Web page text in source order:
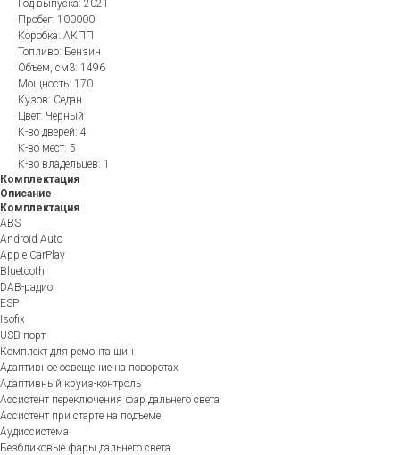
Год выпуска: 2021
Пробег: 100000
Коробка: АКПП
Топливо: Бензин
Объем, см3: 1496
Мощность: 170
Кузов: Седан
Цвет: Черный
К-во дверей: 4
К-во мест: 5
К-во владельцев: 1
Комплектация
Описание
Комплектация
ABS
Android Auto
Apple CarPlay
Bluetooth
DAB-радио
ESP
Isofix
USB-порт
Комплект для ремонта шин
Адаптивное освещение на поворотах
Адаптивный круиз-контроль
Ассистент переключения фар дальнего света
Ассистент при старте на подъеме
Аудиосистема
Безбликовые фары дальнего света